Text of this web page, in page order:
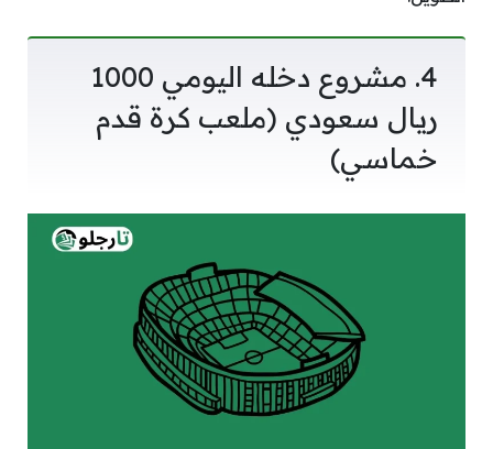
4. مشروع دخله اليومي 1000
ريال سعودي (ملعب كرة قدم
خماسي)